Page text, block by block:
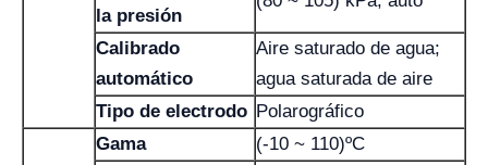
la presión
Calibrado
automático
Aire saturado de agua;
agua saturada de aire
Tipo de electrodo Polarográfico
Gama
(-10 ~ 110)ºC